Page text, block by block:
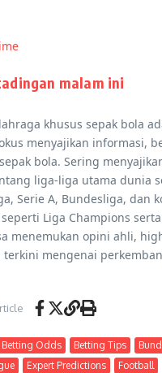
malam ini
khusus sepak bola
menyajikan informasi,
bola. Sering
liga-liga utama dunia
Serie A, Bundesliga, dan
Liga Champions
menemukan opini ahli,
mengenai
Betting Odds Betting Tips
Expert Predictions Football